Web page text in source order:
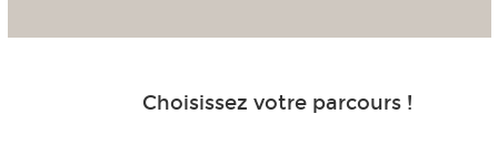
Choisissez votre parcours !